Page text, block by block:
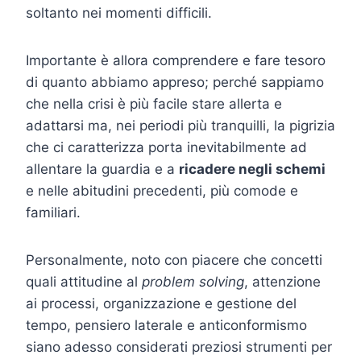
soltanto nei momenti difficili.
Importante è allora comprendere e fare tesoro
di quanto abbiamo appreso; perché sappiamo
che nella crisi è più facile stare allerta e
adattarsi ma, nei periodi più tranquilli, la pigrizia
che ci caratterizza porta inevitabilmente ad
allentare la guardia e a ricadere negli schemi
e nelle abitudini precedenti, più comode e
familiari.
Personalmente, noto con piacere che concetti
quali attitudine al problem solving, attenzione
ai processi, organizzazione e gestione del
tempo, pensiero laterale e anticonformismo
siano adesso considerati preziosi strumenti per